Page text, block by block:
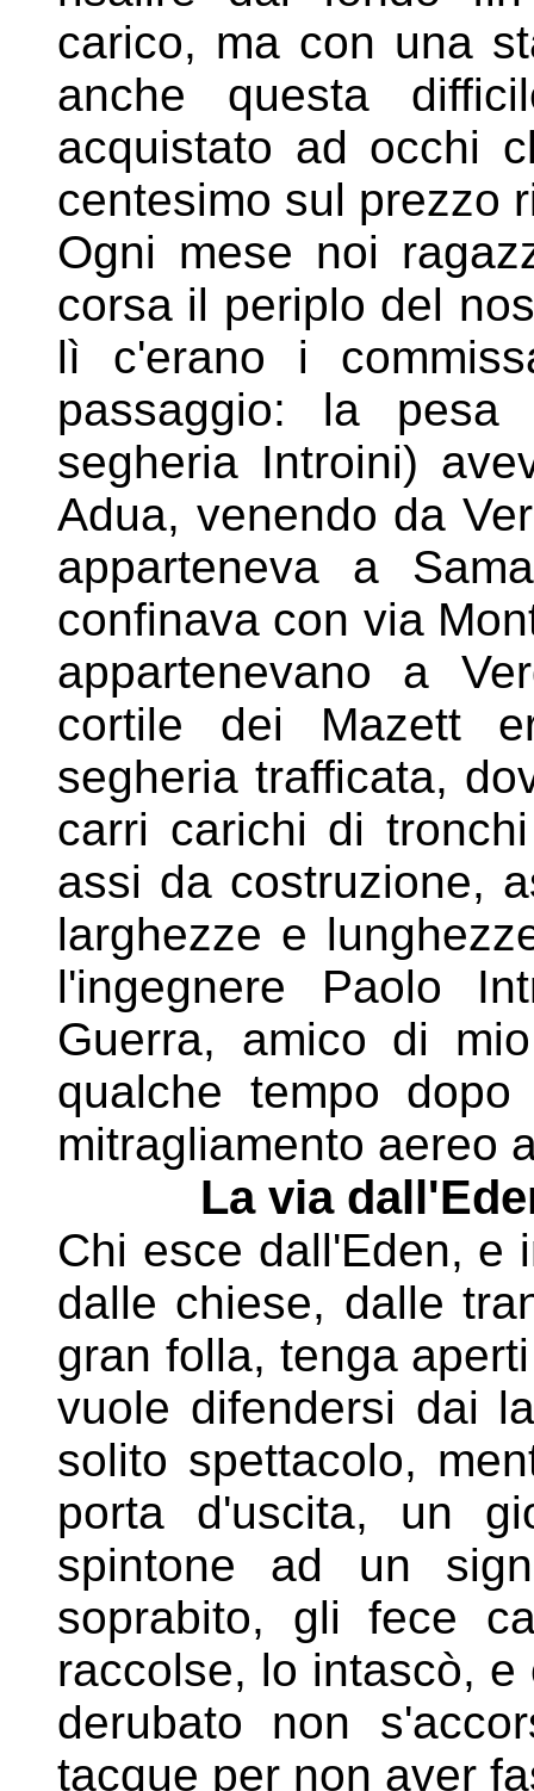
carico, ma con una
anche questa
acquistato ad occhi
centesimo sul prezzo
Ogni mese noi
corsa il periplo del
lì c'erano i
passaggio: la
segheria Introini)
Adua, venendo da
apparteneva a
confinava con via
appartenevano a
cortile dei Mazett
segheria trafficata,
carri carichi di
assi da costruzione,
larghezze e
l'ingegnere Paolo
Guerra, amico di
qualche tempo
mitragliamento aereo
La via
Chi esce dall'Eden, e
dalle chiese, dalle
gran folla, tenga
vuole difendersi dai
solito spettacolo,
porta d'uscita, un
spintone ad un
soprabito, gli fece
raccolse, lo intascò,
derubato non
tacque per non aver